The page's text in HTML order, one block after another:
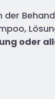
der
oder